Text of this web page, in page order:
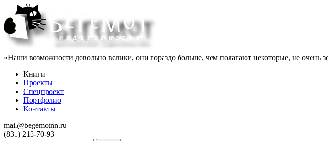
«Наши возможности довольно велики, они гораздо больше, чем полагают некоторые, не очень
Книги
Проекты
Спецпроект
Портфолио
Контакты
mail@begemotnn.ru
(831) 213-70-93